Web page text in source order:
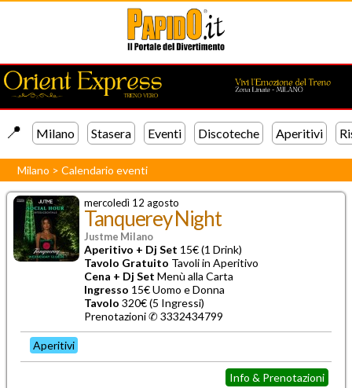
📍️ Milano Stasera Eventi Discoteche Aperitivi
Milano >Calendario eventi
mercoledì 12 agosto
Tanquerey Night
Justme Milano
Aperitivo + Dj Set 15€ (1 Drink)
Tavolo Gratuito Tavoli in Aperitivo
Cena + Dj Set Menù alla Carta
Ingresso 15€ Uomo e Donna
Tavolo 320€ (5 Ingressi)
Prenotazioni ✆3332434799
Aperitivi
Info & Prenotazioni